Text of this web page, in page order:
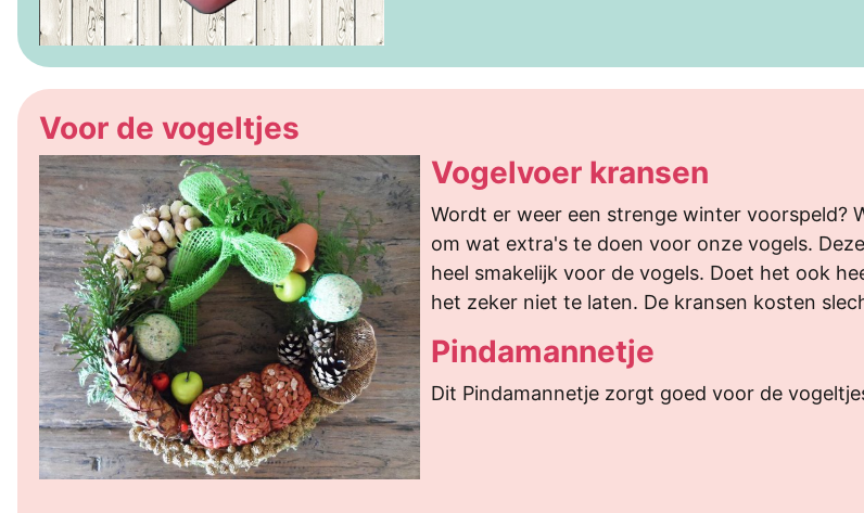
Voor de vogeltjes
Vogelvoer kransen
Wordt er weer een strenge winter voorspeld?
om wat extra's te doen voor onze vogels.
heel smakelijk voor de vogels. Doet het ook
het zeker niet te laten. De kransen kosten
Pindamannetje
Dit Pindamannetje zorgt goed voor de